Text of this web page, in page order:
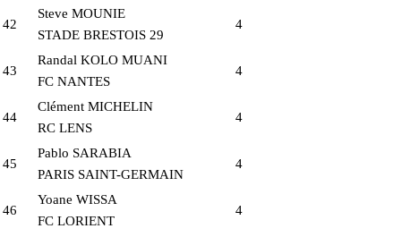
42
Steve MOUNIE
STADE BRESTOIS 29
4
43
Randal KOLO MUANI
FC NANTES
4
44
Clément MICHELIN
RC LENS
4
45
Pablo SARABIA
PARIS SAINT-GERMAIN
4
46
Yoane WISSA
FC LORIENT
4